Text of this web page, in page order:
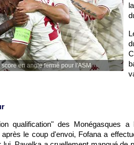
en angle fermé pour l'ASM.
qualification" des Monégasques
le coup d'envoi, Fofana a